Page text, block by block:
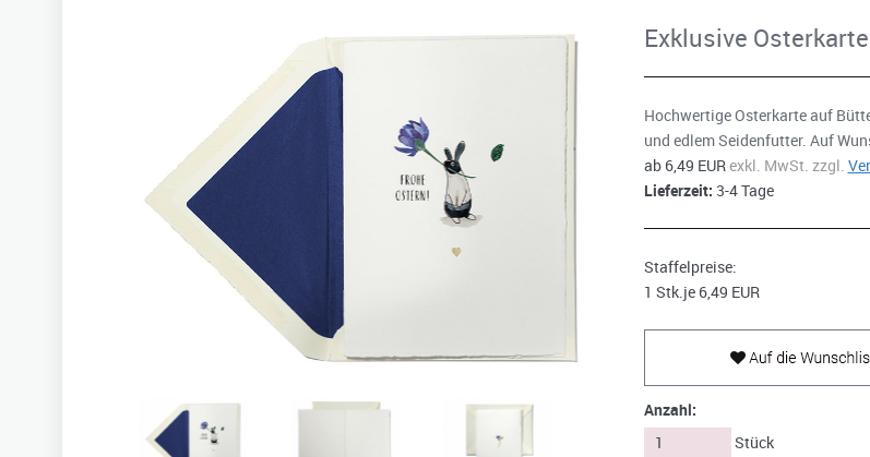
Exklusive
Hochwertige Osterkarte auf
und edlem Seidenfutter. Auf
ab 6,49 EURexkl. MwSt. zzgl.
Lieferzeit: 3-4 Tage
Staffelpreise:
1 Stk.je 6,49 EUR
Anzahl:
Stück